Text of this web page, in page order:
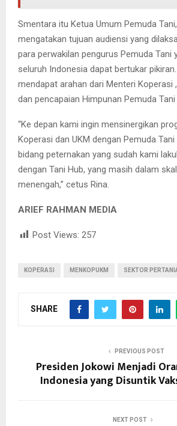
Smentara itu Ketua Umum Pemuda
mengatakan tujuan audiensi yang
para perwakilan pengurus Pemuda Tani
seluruh Indonesia dapat bertukar
mendapat arahan dari Menteri Koperasi
dan pencapaian Himpunan Pemuda
“Ke depan kami ingin mensinergikan
Koperasi dan UKM dengan Pemuda
bidang peternakan yang sudah kami
dengan Tani Hub, yang masih dalam
menengah,” cetus Rina.
ARIEF RAHMAN MEDIA
Post Views: 257
KOPERASI MENKOPUKM SEKTOR
SHARE
PREVIOUS POST
Presiden Jokowi Menjadi
Indonesia yang Disuntik
NEXT POST